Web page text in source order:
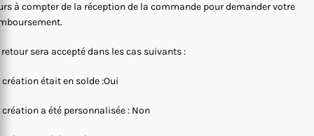
à compter de la réception de la commande pour demander votre
retour sera accepté dans les cas suivants :
création était en solde :Oui
création a été personnalisée : Non